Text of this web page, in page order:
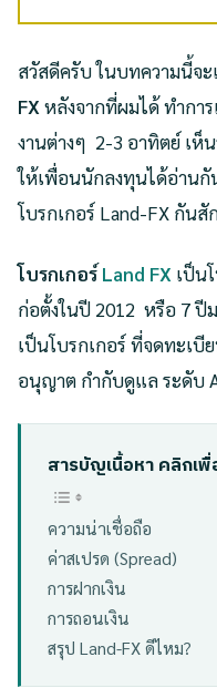
สวัสดีครับ ในบทความนี้จะ
FX หลังจากที่ผมได้ ทำกา
งานต่างๆ 2-3 อาทิตย์ เห็
ให้เพื่อนนักลงทุนได้อ่านกั
โบรกเกอร์ Land-FX กัน
โบรกเกอร์ Land FX เป็น
ก่อตั้งในปี 2012 หรือ 7 ปี
เป็นโบรกเกอร์ ที่จดทะเ
อนุญาต กำกับดูแล ระดับ
สารบัญเนื้อหา คลิกเพื่
ความน่าเชื่อถือ
ค่าสเปรด (Spread)
การฝากเงิน
การถอนเงิน
สรุป Land-FX ดีไหม?